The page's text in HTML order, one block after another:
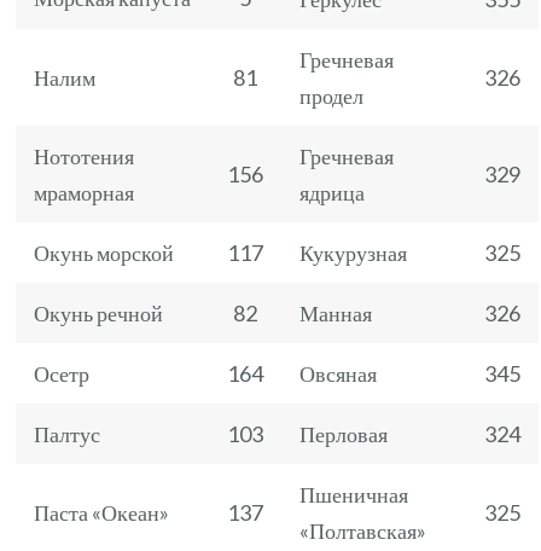
Налим 81
Гречневая
продел
326
Нототения
мраморная
156
Гречневая
ядрица
329
Окунь морской 117 Кукурузная 325
Окунь речной 82 Манная 326
Осетр 164 Овсяная 345
Палтус 103 Перловая 324
Паста «Океан» 137
Пшеничная
«Полтавская»
325